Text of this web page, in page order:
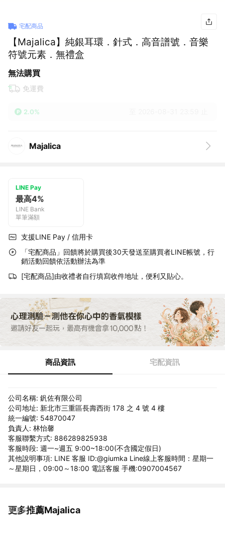
宅配商品
【Majalica】純銀耳環．針式．高音譜號．音樂
符號元素．無禮盒
無法購買
免運費
2.0%
Majalica
LINE Pay
最高4%
LINE Bank
單筆滿額
支援LINE Pay / 信用卡
「宅配商品」回饋將於購買後30天發送至購買者LINE帳號，行
銷活動回饋依活動辦法為準
[宅配商品]由收禮者自行填寫收件地址，便利又貼心。
商品資訊 宅配資訊
公司名稱: 釩佐有限公司
公司地址: 新北市三重區長壽西街 178 之 4 號 4 樓
統一編號: 54870047
負責人: 林怡馨
客服聯繫方式: 886289825938
客服時段: 週一~週五 9:00~18:00(不含國定假日)
其他說明事項: LINE 客服 ID:@giumka Line線上客服時間：星期一
～星期日，09:00～18:00 電話客服 手機:0907004567
更多推薦Majalica
看更多